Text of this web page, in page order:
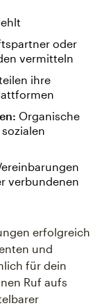
oder
vermitteln
ihre
Organische
verbundenen
erfolgreich
und
für dein
Ruf aufs